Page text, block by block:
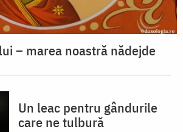
– marea noastră nădejde
Un leac pentru gândurile
care ne tulbură